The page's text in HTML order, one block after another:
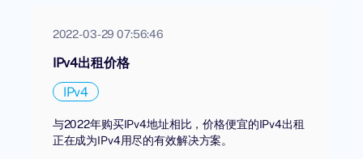
2022-03-29 07:56:46
IPv4出租价格
IPv4
与2022年购买IPv4地址相比，价格便宜的IPv4出租
正在成为IPv4用尽的有效解决方案。